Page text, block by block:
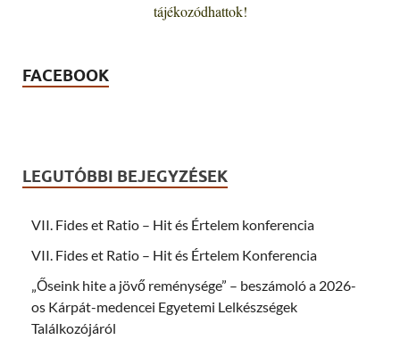
tájékozódhattok!
FACEBOOK
LEGUTÓBBI BEJEGYZÉSEK
VII. Fides et Ratio – Hit és Értelem konferencia
VII. Fides et Ratio – Hit és Értelem Konferencia
„Őseink hite a jövő reménysége” – beszámoló a 2026-
os Kárpát-medencei Egyetemi Lelkészségek
Találkozójáról